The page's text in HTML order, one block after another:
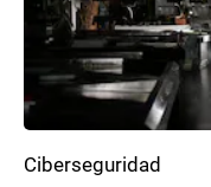
Ciberseguridad